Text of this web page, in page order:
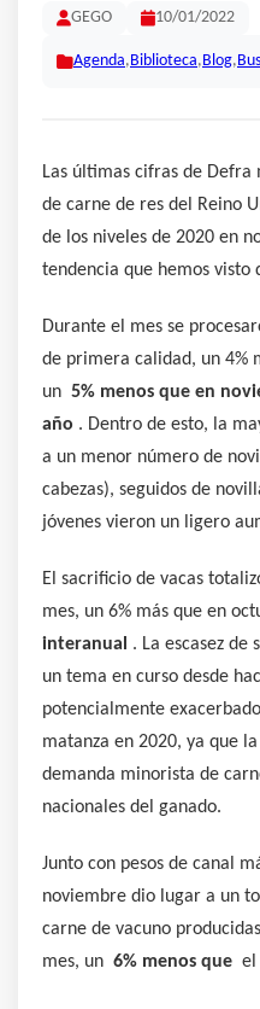
GEGO 10/01/2022
Agenda, Biblioteca, Blog,
Las últimas cifras de
de carne de res del Reino
de los niveles de 2020 en
tendencia que hemos visto
Durante el mes se
de primera calidad, un 4%
un 5% menos que en
año . Dentro de esto, la
a un menor número de
cabezas), seguidos de
jóvenes vieron un ligero
El sacrificio de vacas
mes, un 6% más que en
interanual . La escasez de
un tema en curso desde
potencialmente
matanza en 2020, ya que
demanda minorista de
nacionales del ganado.
Junto con pesos de canal
noviembre dio lugar a un
carne de vacuno
mes, un 6% menos que el